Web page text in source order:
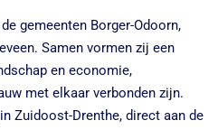
gemeenten Borger-Odoorn,
Samen vormen zij een
en economie,
met elkaar verbonden zijn.
Zuidoost-Drenthe, direct aan de